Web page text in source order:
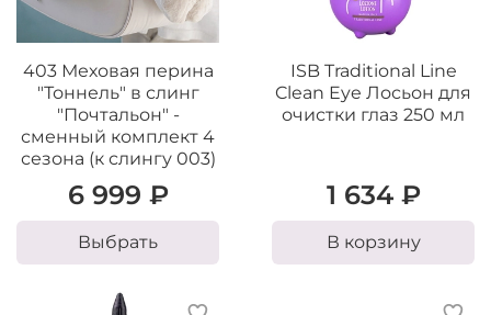
403 Меховая перина
"Тоннель" в слинг
"Почтальон" -
сменный комплект 4
сезона (к слингу 003)
6 999 ₽
Выбрать
ISB Traditional Line
Clean Eye Лосьон для
очистки глаз 250 мл
1 634 ₽
В корзину